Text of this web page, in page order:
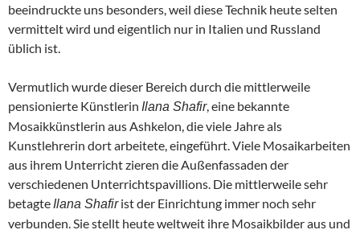
beeindruckte uns besonders, weil diese Technik heute selten
vermittelt wird und eigentlich nur in Italien und Russland
üblich ist.
Vermutlich wurde dieser Bereich durch die mittlerweile
pensionierte Künstlerin Ilana Shafir, eine bekannte
Mosaikkünstlerin aus Ashkelon, die viele Jahre als
Kunstlehrerin dort arbeitete, eingeführt. Viele Mosaikarbeiten
aus ihrem Unterricht zieren die Außenfassaden der
verschiedenen Unterrichtspavillions. Die mittlerweile sehr
betagte Ilana Shafirist der Einrichtung immer noch sehr
verbunden. Sie stellt heute weltweit ihre Mosaikbilder aus und